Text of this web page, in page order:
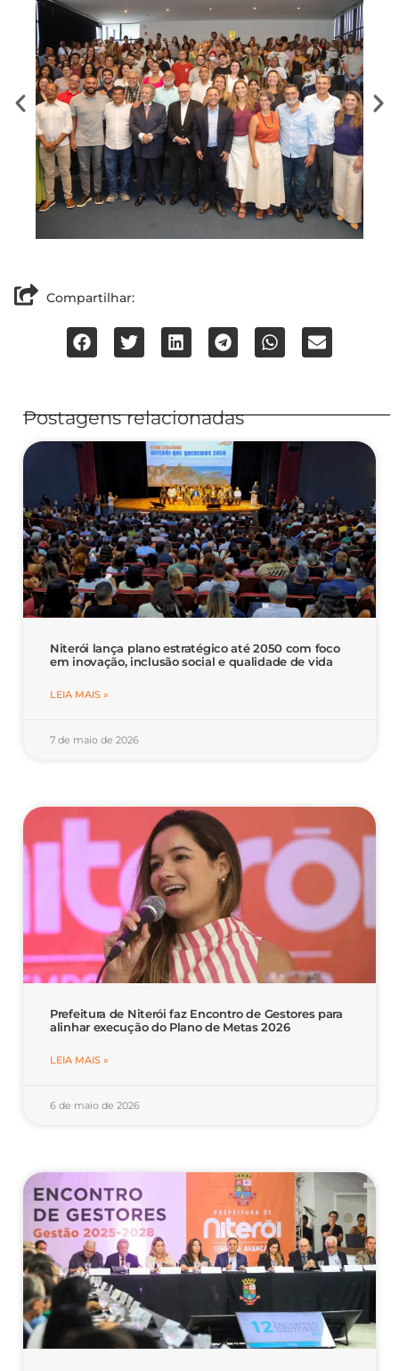
Compartilhar:
Postagens relacionadas
Niterói lança plano estratégico até 2050 com foco
em inovação, inclusão social e qualidade de vida
LEIA MAIS »
7 de maio de 2026
Prefeitura de Niterói faz Encontro de Gestores para
alinhar execução do Plano de Metas 2026
LEIA MAIS »
6 de maio de 2026